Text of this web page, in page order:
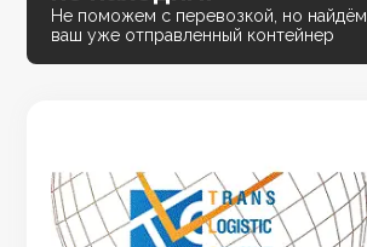
Не поможем с перевозкой, но найдём
ваш уже отправленный контейнер